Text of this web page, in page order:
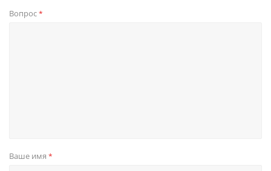
Вопрос*
Ваше имя *